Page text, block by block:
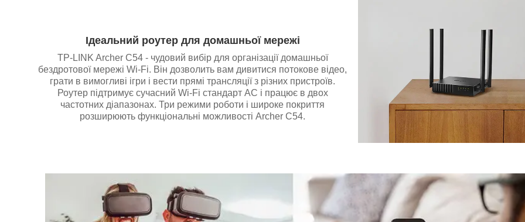
Ідеальний роутер для домашньої мережі
TP-LINK Archer C54 - чудовий вибір для організації домашньої
бездротової мережі Wi-Fi. Він дозволить вам дивитися потокове відео,
грати в вимогливі ігри і вести прямі трансляції з різних пристроїв.
Роутер підтримує сучасний Wi-Fi стандарт AC і працює в двох
частотних діапазонах. Три режими роботи і широке покриття
розширюють функціональні можливості Archer C54.